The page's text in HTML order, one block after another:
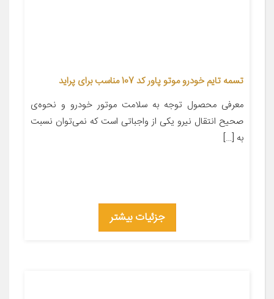
تسمه تایم خودرو موتو پاور کد 107 مناسب برای پراید
معرفی محصول توجه به سلامت موتور خودرو و نحوه‌ی
صحیح انتقال نیرو یکی از واجباتی است که نمی‌توان نسبت
به […]
جزئیات بیشتر